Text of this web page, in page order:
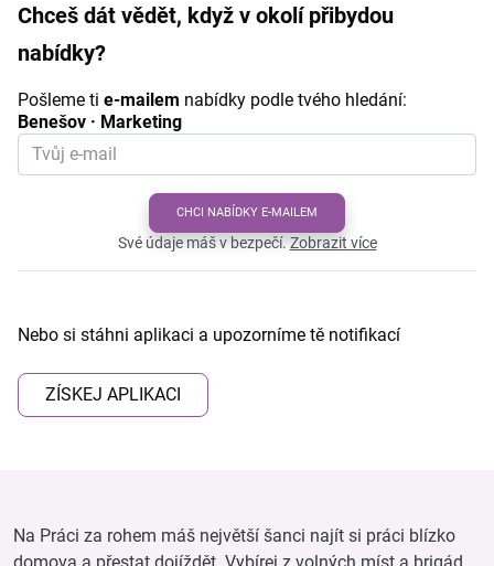
Chceš dát vědět, když v okolí přibydou
nabídky?
Pošleme ti e-mailem nabídky podle tvého hledání:
Benešov · Marketing
CHCI NABÍDKY E-MAILEM
Své údaje máš v bezpečí.Zobrazit více
Nebo si stáhni aplikaci a upozorníme tě notifikací
ZÍSKEJ APLIKACI
Na Práci za rohem máš největší šanci najít si práci blízko
domova a přestat dojíždět. Vybírej z volných míst a brigád